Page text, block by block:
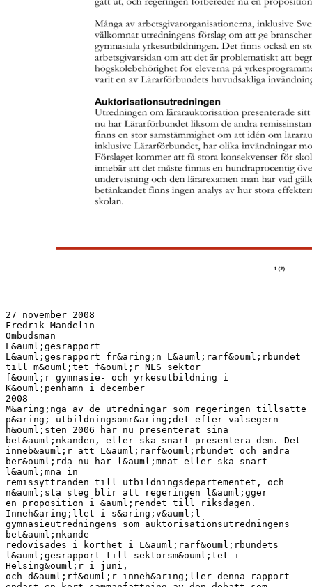
27 november 2008
Fredrik Mandelin
Ombudsman
L&auml;gesrapport
L&auml;gesrapport fr&aring;n L&auml;rarf&ouml;rbundet
till m&ouml;tet f&ouml;r NLS sektor
f&ouml;r gymnasie- och yrkesutbildning i
K&ouml;penhamn i december
2008
M&aring;nga av de utredningar som regeringen tillsatte
p&aring; utbildningsomr&aring;det efter valsegern
h&ouml;sten 2006 har nu presenterat sina
bet&auml;nkanden, eller ska snart presentera dem. Det
inneb&auml;r att L&auml;rarf&ouml;rbundet och andra
ber&ouml;rda nu har l&auml;mnat eller ska snart
l&auml;mna in
remissyttranden till utbildningsdepartementet, och
n&auml;sta steg blir att regeringen l&auml;gger
en proposition i &auml;rendet till riksdagen.
Inneh&aring;llet i s&aring;v&auml;l
gymnasieutredningens som auktorisationsutredningens
bet&auml;nkande
redovisades i korthet i L&auml;rarf&ouml;rbundets
l&auml;gesrapport till sektorsm&ouml;tet i
Helsing&ouml;r i juni,
och d&auml;rf&ouml;r inneh&aring;ller denna rapport